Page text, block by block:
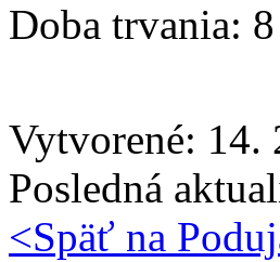
Doba trvania:
Vytvorené: 14.
Posledná
<Späť na